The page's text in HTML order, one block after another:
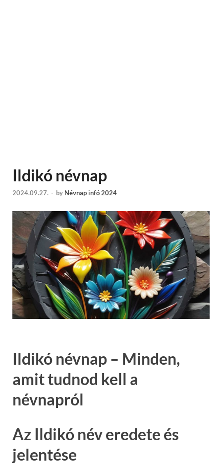
Ildikó névnap
2024.09.27. - by Névnap infó 2024
Ildikó névnap – Minden,
amit tudnod kell a
névnapról
Az Ildikó név eredete és
jelentése